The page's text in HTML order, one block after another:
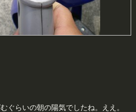
ぐらいの朝の陽気でしたね。ええ。